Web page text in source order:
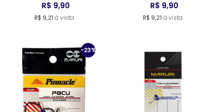
R$ 9,90
R$ 9,21 à vista
R$ 9,90
R$ 9,21 à vista
-23%